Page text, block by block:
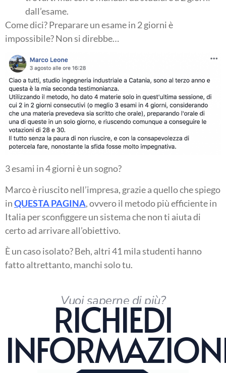
dall’esame.
Come dici? Preparare un esame in 2 giorni è
impossibile? Non si direbbe…
3 esami in 4 giorni è un sogno?
Marco è riuscito nell’impresa, grazie a quello che spiego
inQUESTA PAGINA, ovvero il metodo più efficiente in
Italia per sconfiggere un sistema che non ti aiuta di
certo ad arrivare all’obiettivo.
È un caso isolato? Beh, altri 41 mila studenti hanno
fatto altrettanto, manchi solo tu.
Vuoi saperne di più?
RICHIEDI